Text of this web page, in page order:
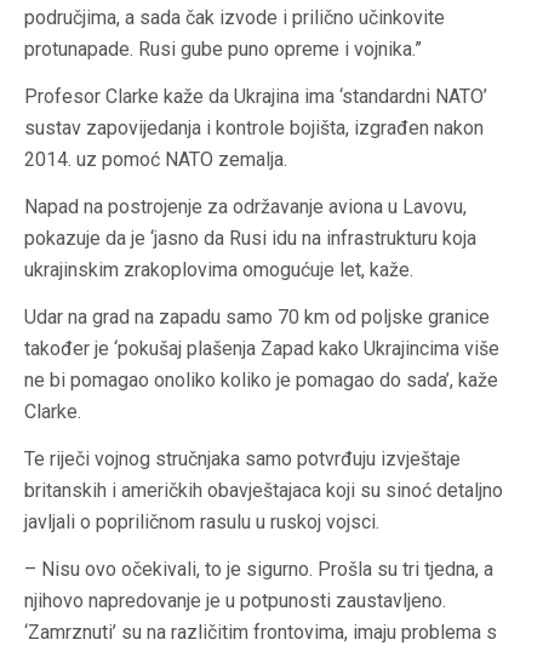
područjima, a sada čak izvode i prilično učinkovite
protunapade. Rusi gube puno opreme i vojnika.”
Profesor Clarke kaže da Ukrajina ima ‘standardni NATO’
sustav zapovijedanja i kontrole bojišta, izgrađen nakon
2014. uz pomoć NATO zemalja.
Napad na postrojenje za održavanje aviona u Lavovu,
pokazuje da je ‘jasno da Rusi idu na infrastrukturu koja
ukrajinskim zrakoplovima omogućuje let, kaže.
Udar na grad na zapadu samo 70 km od poljske granice
također je ‘pokušaj plašenja Zapad kako Ukrajincima više
ne bi pomagao onoliko koliko je pomagao do sada’, kaže
Clarke.
Te riječi vojnog stručnjaka samo potvrđuju izvještaje
britanskih i američkih obavještajaca koji su sinoć detaljno
javljali o popriličnom rasulu u ruskoj vojsci.
– Nisu ovo očekivali, to je sigurno. Prošla su tri tjedna, a
njihovo napredovanje je u potpunosti zaustavljeno.
‘Zamrznuti’ su na različitim frontovima, imaju problema s